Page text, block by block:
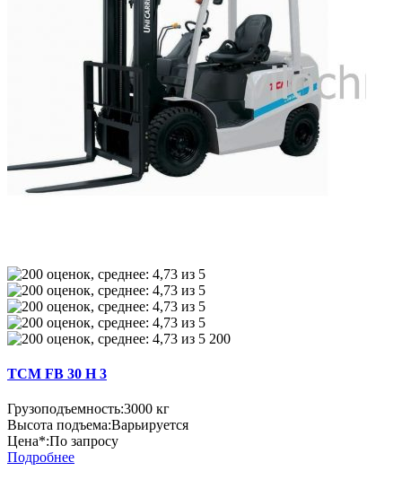
200
TCM FB 30 H 3
Грузоподъемность:3000 кг
Высота подъема:Варьируется
Цена*:По запросу
Подробнее